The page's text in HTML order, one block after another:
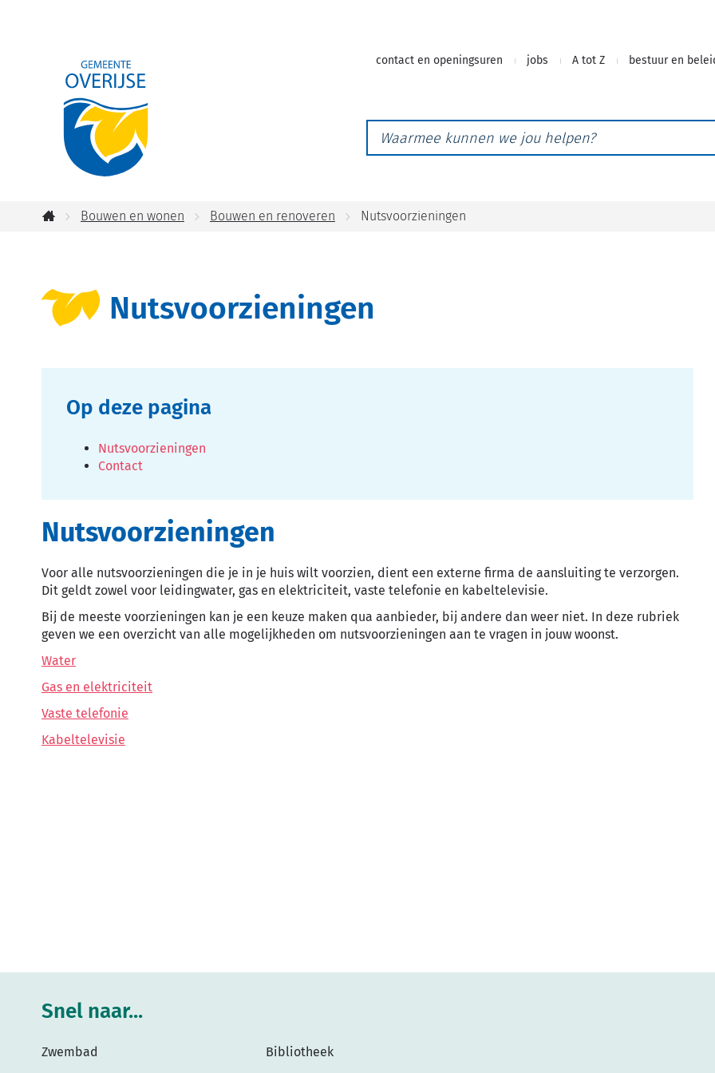
inhoud
Overijse
contact en openingsuren jobs A tot Z bestuur en
kunnen
Bouwen en wonen Bouwen en renoveren Nutsvoorzieningen
Nutsvoorzieningen
Op deze pagina
Nutsvoorzieningen
Contact
Nutsvoorzieningen
Voor alle nutsvoorzieningen die je in je huis wilt voorzien, dient een externe firma de aansluiting te verzorgen.
Dit geldt zowel voor leidingwater, gas en elektriciteit, vaste telefonie en kabeltelevisie.
Bij de meeste voorzieningen kan je een keuze maken qua aanbieder, bij andere dan weer niet. In deze rubriek
geven we een overzicht van alle mogelijkheden om nutsvoorzieningen aan te vragen in jouw woonst.
Water
Gas en elektriciteit
Vaste telefonie
Kabeltelevisie
Snel naar...
Zwembad Bibliotheek